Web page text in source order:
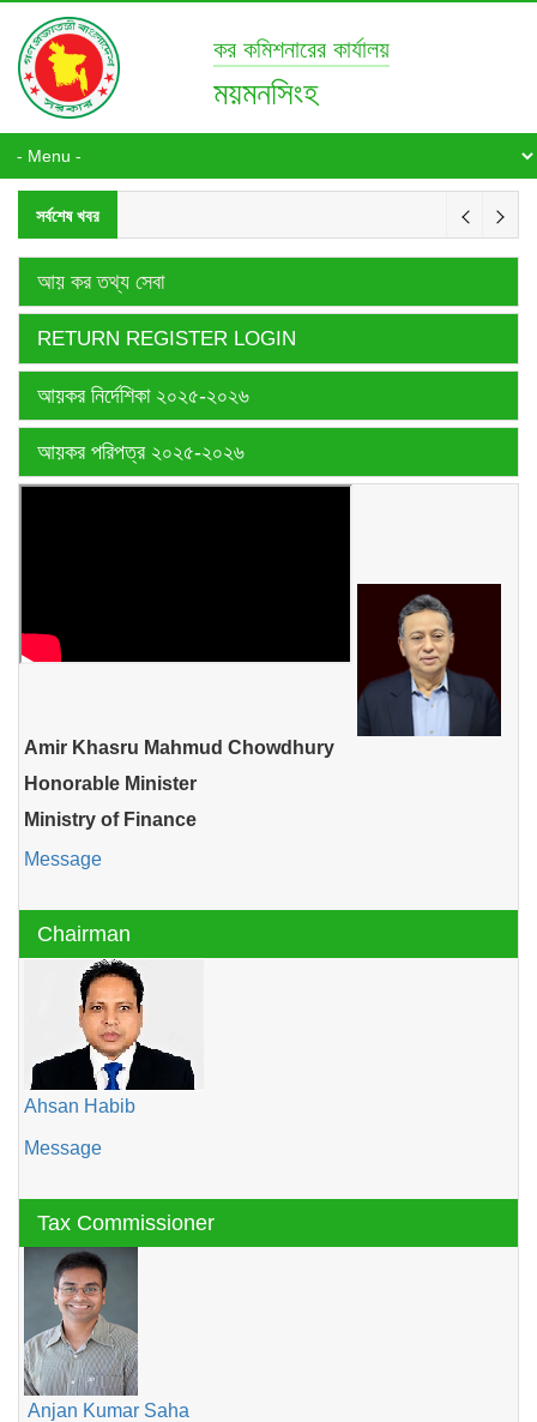
কর কমিশনারের কার্যালয়
ময়মনসিংহ
সর্বশেষ খবর
আয় কর তথ্য সেবা
RETURN REGISTER LOGIN
আয়কর নির্দেশিকা ২০২৫-২০২৬
আয়কর পরিপত্র ২০২৫-২০২৬
Amir Khasru Mahmud Chowdhury
Honorable Minister
Ministry of Finance
Message
Chairman
Ahsan Habib
Message
Tax Commissioner
Anjan Kumar Saha